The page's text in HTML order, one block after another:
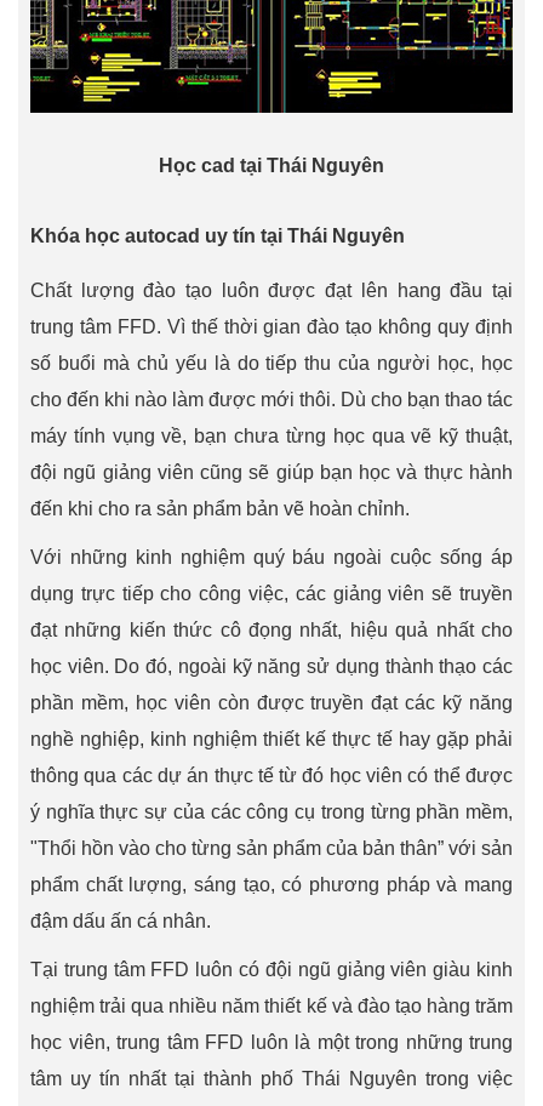
Học cad tại Thái Nguyên
Khóa học autocad uy tín tại Thái Nguyên
Chất lượng đào tạo luôn được đạt lên hang đầu tại
trung tâm FFD. Vì thế thời gian đào tạo không quy định
số buổi mà chủ yếu là do tiếp thu của người học, học
cho đến khi nào làm được mới thôi. Dù cho bạn thao tác
máy tính vụng về, bạn chưa từng học qua vẽ kỹ thuật,
đội ngũ giảng viên cũng sẽ giúp bạn học và thực hành
đến khi cho ra sản phẩm bản vẽ hoàn chỉnh.
Với những kinh nghiệm quý báu ngoài cuộc sống áp
dụng trực tiếp cho công việc, các giảng viên sẽ truyền
đạt những kiến thức cô đọng nhất, hiệu quả nhất cho
học viên. Do đó, ngoài kỹ năng sử dụng thành thạo các
phần mềm, học viên còn được truyền đạt các kỹ năng
nghề nghiệp, kinh nghiệm thiết kế thực tế hay gặp phải
thông qua các dự án thực tế từ đó học viên có thể được
ý nghĩa thực sự của các công cụ trong từng phần mềm,
"Thổi hồn vào cho từng sản phẩm của bản thân” với sản
phẩm chất lượng, sáng tạo, có phương pháp và mang
đậm dấu ấn cá nhân.
Tại trung tâm FFD luôn có đội ngũ giảng viên giàu kinh
nghiệm trải qua nhiều năm thiết kế và đào tạo hàng trăm
học viên, trung tâm FFD luôn là một trong những trung
tâm uy tín nhất tại thành phố Thái Nguyên trong việc